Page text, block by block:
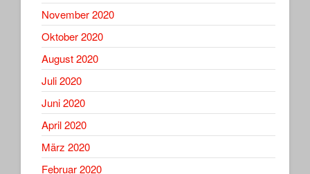
November 2020
Oktober 2020
August 2020
Juli 2020
Juni 2020
April 2020
März 2020
Februar 2020